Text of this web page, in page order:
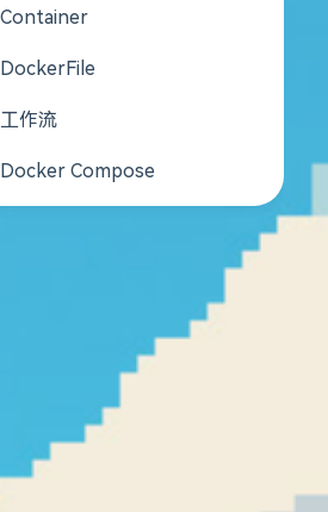
Container
DockerFile
工作流
Docker Compose